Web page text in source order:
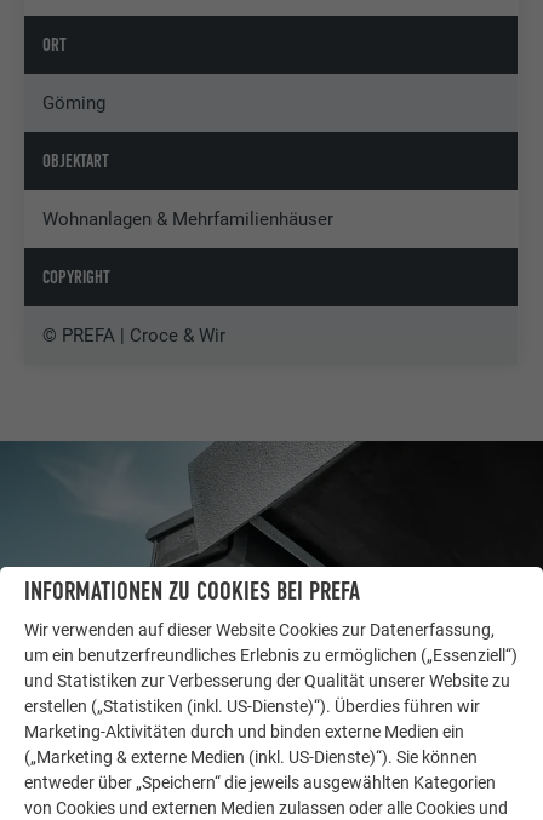
ORT
Göming
OBJEKTART
Wohnanlagen & Mehrfamilienhäuser
COPYRIGHT
© PREFA | Croce & Wir
LASSEN SIE SICH INSPIRIEREN
WEITERE OBJEKTE
INFORMATIONEN ZU COOKIES BEI PREFA
Wir verwenden auf dieser Website Cookies zur Datenerfassung,
um ein benutzerfreundliches Erlebnis zu ermöglichen („Essenziell“)
und Statistiken zur Verbesserung der Qualität unserer Website zu
erstellen („Statistiken (inkl. US-Dienste)“). Überdies führen wir
Marketing-Aktivitäten durch und binden externe Medien ein
(„Marketing & externe Medien (inkl. US-Dienste)“). Sie können
entweder über „Speichern“ die jeweils ausgewählten Kategorien
von Cookies und externen Medien zulassen oder alle Cookies und